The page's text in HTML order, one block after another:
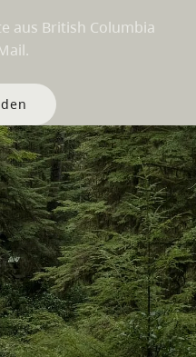
aus British Columbia
Unsere Websites
Reisebranche
Medien
Unternehmen
简体中文 – China